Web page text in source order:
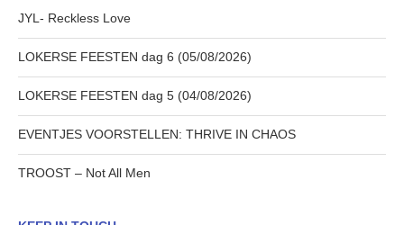
JYL- Reckless Love
LOKERSE FEESTEN dag 6 (05/08/2026)
LOKERSE FEESTEN dag 5 (04/08/2026)
EVENTJES VOORSTELLEN: THRIVE IN CHAOS
TROOST – Not All Men